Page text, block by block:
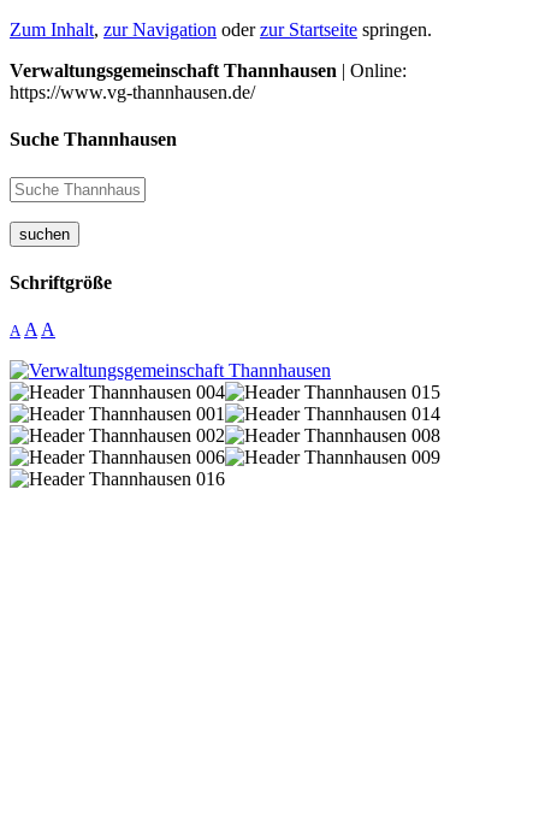
Zum Inhalt, zur Navigation oderzur Startseite springen.
Verwaltungsgemeinschaft Thannhausen | Online:
https://www.vg-thannhausen.de/
Suche Thannhausen
suchen
Schriftgröße
A A A